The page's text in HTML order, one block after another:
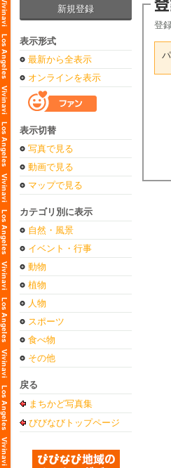
新規登録
表示形式
最新から全表示
オンラインを表示
表示切替
写真で見る
動画で見る
マップで見る
カテゴリ別に表示
自然・風景
イベント・行事
動物
植物
人物
スポーツ
食べ物
その他
戻る
まちかど写真集
びびなびトップページ
登